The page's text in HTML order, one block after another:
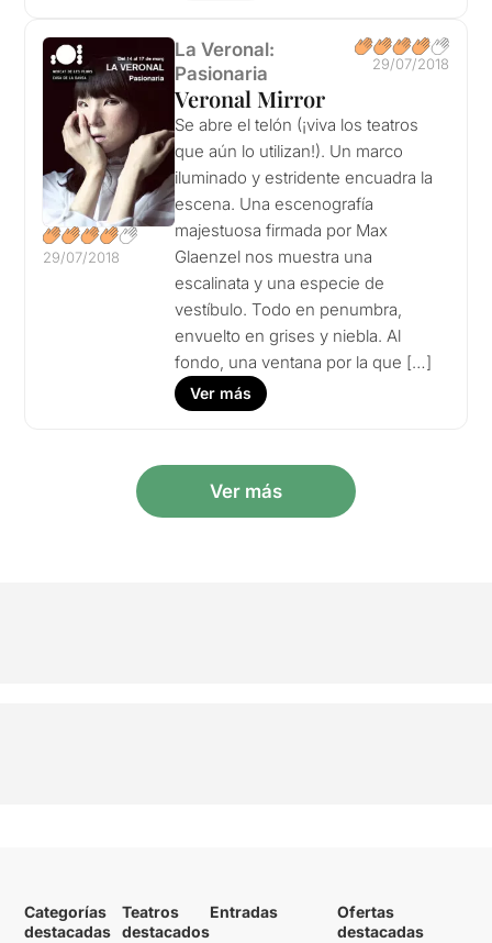
29/07/2018
La Veronal:
Pasionaria
29/07/2018
Veronal Mirror
Se abre el telón (¡viva los teatros
que aún lo utilizan!). Un marco
iluminado y estridente encuadra la
escena. Una escenografía
majestuosa firmada por Max
Glaenzel nos muestra una
escalinata y una especie de
vestíbulo. Todo en penumbra,
envuelto en grises y niebla. Al
fondo, una ventana por la que […]
Ver más
Ver más
Categorías
destacadas
Teatros
destacados
Entradas
Ofertas
destacadas